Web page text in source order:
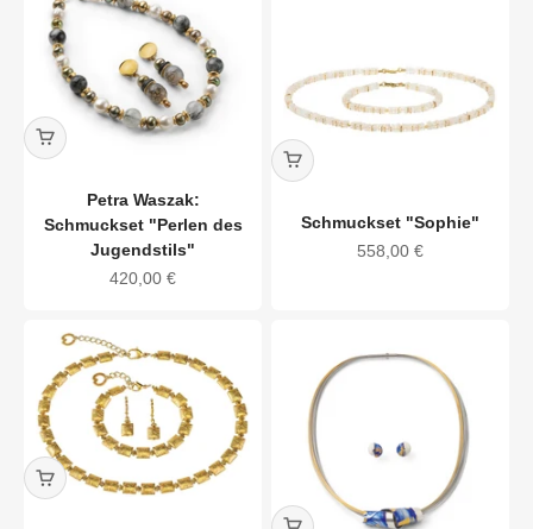
Petra Waszak:
Schmuckset "Perlen des
Jugendstils"
Angebot
420,00 €
Schmuckset "Sophie"
Angebot
558,00 €